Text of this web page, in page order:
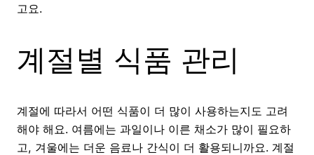
고요.
계절별 식품 관리
계절에 따라서 어떤 식품이 더 많이 사용하는지도 고려
해야 해요. 여름에는 과일이나 이른 채소가 많이 필요하
고, 겨울에는 더운 음료나 간식이 더 활용되니까요. 계절